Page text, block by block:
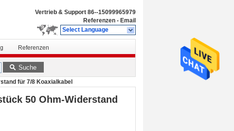
Vertrieb & Support 86--15099965979
Referenzen - Email
Select Language
Referenzen
Suche
für 7/8 Koaxialkabel
50 Ohm-Widerstand